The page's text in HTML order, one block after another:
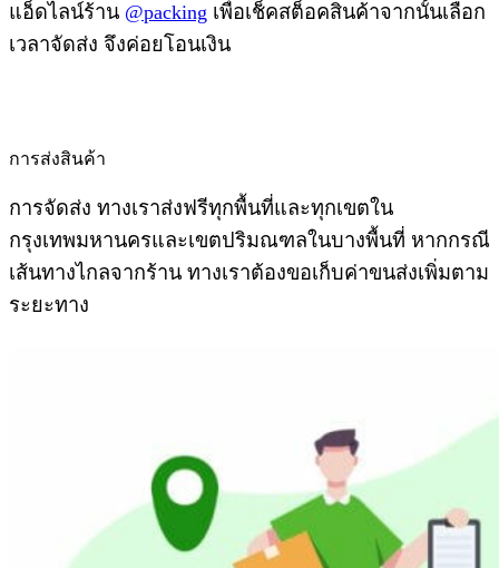
แอ็ดไลน์ร้าน @packing เพื่อเช็คสต็อคสินค้าจากนั้นเลือก
เวลาจัดส่ง จึงค่อยโอนเงิน
การส่งสินค้า
การจัดส่ง ทางเราส่งฟรีทุกพื้นที่และทุกเขตใน
กรุงเทพมหานครและเขตปริมณฑลในบางพื้นที่ หากกรณี
เส้นทางไกลจากร้าน ทางเราต้องขอเก็บค่าขนส่งเพิ่มตาม
ระยะทาง